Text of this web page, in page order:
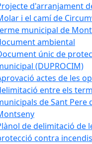
d'arranjament
i el camí de
municipal de
ambiental
únic de
(DUPROCIM)
actes de les
entre els
de Sant Pere
de delimitació de
contra